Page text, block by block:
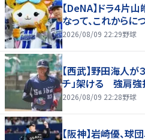
【DeNA】ドラ４片
なって、これからに
2026/08/09 22:29野球
【西武】野田海人
チ」架ける 強肩強
2026/08/09 22:28野球
【阪神】岩崎優、球